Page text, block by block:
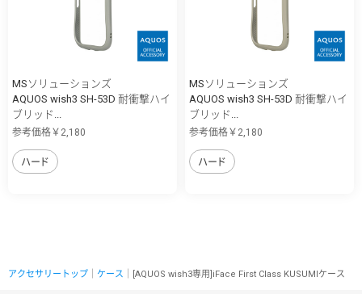
MSソリューションズ
AQUOS wish3 SH-53D 耐衝撃ハイ
ブリッド...
参考価格￥2,180
ハード
MSソリューションズ
AQUOS wish3 SH-53D 耐衝撃ハイ
ブリッド...
参考価格￥2,180
ハード
アクセサリートップ ケース ｜[AQUOS wish3専用]iFace First Class KUSUMIケース